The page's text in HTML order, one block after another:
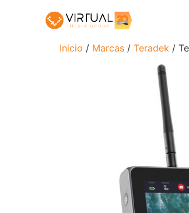
Inicio / Marcas / Teradek /